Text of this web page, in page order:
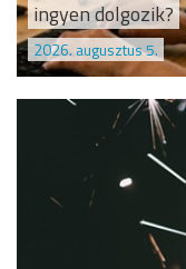
ingyen dolgozik?
2026. augusztus 5.